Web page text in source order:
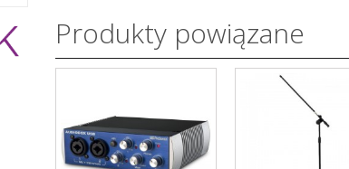
Produkty powiązane